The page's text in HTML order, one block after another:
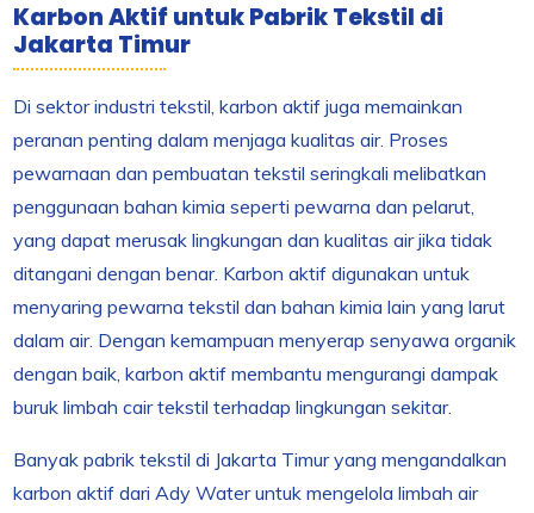
Karbon Aktif untuk Pabrik Tekstil di
Jakarta Timur
Di sektor industri tekstil, karbon aktif juga memainkan
peranan penting dalam menjaga kualitas air. Proses
pewarnaan dan pembuatan tekstil seringkali melibatkan
penggunaan bahan kimia seperti pewarna dan pelarut,
yang dapat merusak lingkungan dan kualitas air jika tidak
ditangani dengan benar. Karbon aktif digunakan untuk
menyaring pewarna tekstil dan bahan kimia lain yang larut
dalam air. Dengan kemampuan menyerap senyawa organik
dengan baik, karbon aktif membantu mengurangi dampak
buruk limbah cair tekstil terhadap lingkungan sekitar.
Banyak pabrik tekstil di Jakarta Timur yang mengandalkan
karbon aktif dari Ady Water untuk mengelola limbah air